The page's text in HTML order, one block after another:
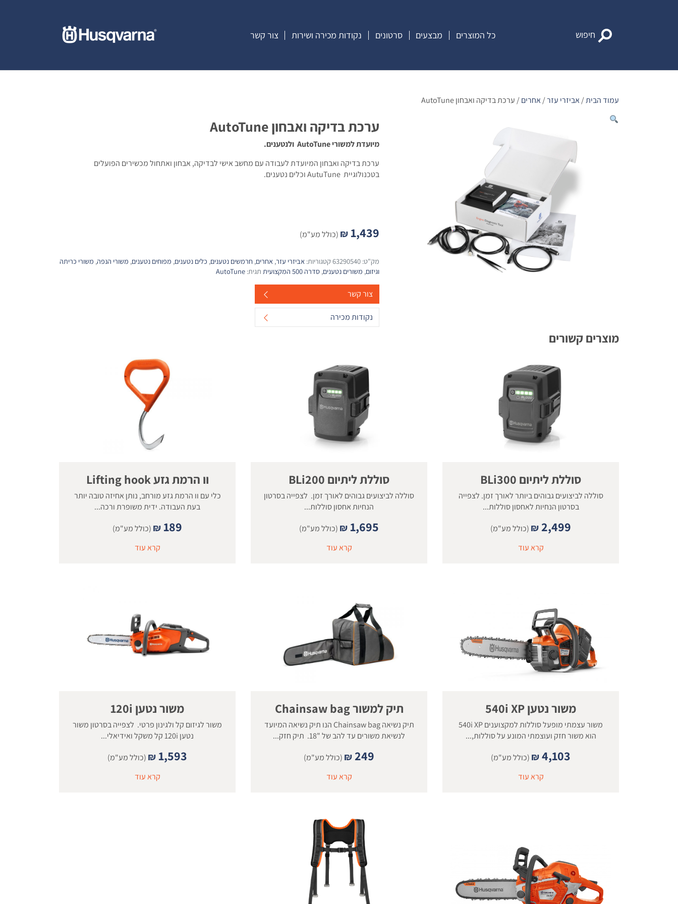
חיפוש כל המוצרים מבצעים סרטונים נקודות מכירה ושירות צור קשר
עמוד הבית/אביזרי עזר/אחרים/ ערכת בדיקה ואבחון AutoTune
ערכת בדיקה ואבחון AutoTune
מיועדת למשוריAutoTune ולנטענים.
ערכת בדיקה ואבחון המיועדת לעבודה עם מחשב אישי לבדיקה, אבחון ואתחול מכשירים הפועלים
בטכנולוגיית AutuTune וכלים נטענים.
₪ 1,439 (כולל מע"מ)
מק"ט: 63290540 קטגוריות: אביזרי עזר, אחרים, חרמשים נטענים, כלים נטענים, מפוחים נטענים, משורי הנפה, משורי כריתה
וגיזום, משורים נטענים, סדרה 500 המקצועית תגית: AutoTune
צור קשר
נקודות מכירה
מוצרים קשורים
סוללת ליתיום BLi300
סוללה לביצועים גבוהים ביותר לאורך זמן. לצפייה
בסרטון הנחיות לאחסון סוללות...
₪ 2,499
(כולל מע"מ)
קרא עוד
סוללת ליתיום BLi200
סוללה לביצועים גבוהים לאורך זמן. לצפייה בסרטון
הנחיות אחסון סוללות...
₪ 1,695
(כולל מע"מ)
קרא עוד
וו הרמת גזע Lifting hook
כלי עם וו הרמת גזע מורחב, נותן אחיזה טובה יותר
בעת העבודה. ידית משופרת ורכה...
₪ 189
(כולל מע"מ)
קרא עוד
משור נטען 540i XP
משור עצמתי מופעל סוללות למקצוענים 540i XP
הוא משור חזק ועוצמתי המונע על סוללות,...
₪4,103
(כולל מע"מ)
קרא עוד
תיק למשור Chainsaw bag
תיק נשיאה Chainsaw bag הנו תיק נשיאה המיועד
לנשיאת משורים עד להב של "18. תיק חזק...
₪ 249
(כולל מע"מ)
קרא עוד
משור נטען 120i
משור לגיזום קל ולגינון פרטי. לצפייה בסרטון משור
נטען 120i קל משקל ואידיאלי...
₪ 1,593
(כולל מע"מ)
קרא עוד